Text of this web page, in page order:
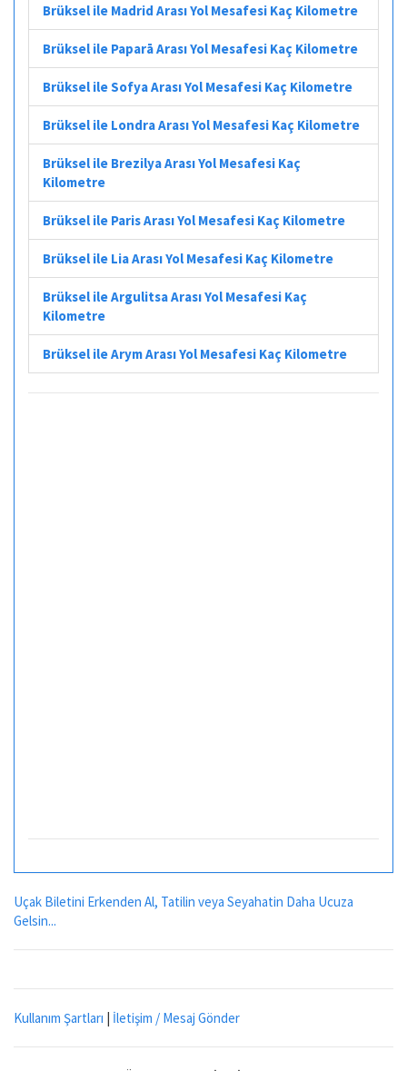
Brüksel ile Madrid Arası Yol Mesafesi Kaç Kilometre
Brüksel ile Paparā Arası Yol Mesafesi Kaç Kilometre
Brüksel ile Sofya Arası Yol Mesafesi Kaç Kilometre
Brüksel ile Londra Arası Yol Mesafesi Kaç Kilometre
Brüksel ile Brezilya Arası Yol Mesafesi Kaç
Kilometre
Brüksel ile Paris Arası Yol Mesafesi Kaç Kilometre
Brüksel ile Lia Arası Yol Mesafesi Kaç Kilometre
Brüksel ile Argulitsa Arası Yol Mesafesi Kaç
Kilometre
Brüksel ile Arym Arası Yol Mesafesi Kaç Kilometre
Uçak Biletini Erkenden Al, Tatilin veya Seyahatin Daha Ucuza
Gelsin...
Kullanım Şartları | İletişim / Mesaj Gönder